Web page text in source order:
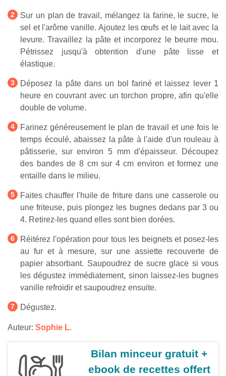
Sur un plan de travail, mélangez la farine, le sucre, le
sel et l'arôme vanille. Ajoutez les œufs et le lait avec la
levure. Travaillez la pâte et incorporez le beurre mou.
Pétrissez jusqu'à obtention d'une pâte lisse et
élastique.
Déposez la pâte dans un bol fariné et laissez lever 1
heure en couvrant avec un torchon propre, afin qu'elle
double de volume.
Farinez généreusement le plan de travail et une fois le
temps écoulé, abaissez la pâte à l'aide d'un rouleau à
pâtisserie, sur environ 5 mm d'épaisseur. Découpez
des bandes de 8 cm sur 4 cm environ et formez une
entaille dans le milieu.
Faites chauffer l'huile de friture dans une casserole ou
une friteuse, puis plongez les bugnes dedans par 3 ou
4. Retirez-les quand elles sont bien dorées.
Réitérez l'opération pour tous les beignets et posez-les
au fur et à mesure, sur une assiette recouverte de
papier absorbant. Saupoudrez de sucre glace si vous
les dégustez immédiatement, sinon laissez-les bugnes
vanille refroidir et saupoudrez ensuite.
Dégustez.
Auteur: Sophie L.
Bilan minceur gratuit +
ebook de recettes offert